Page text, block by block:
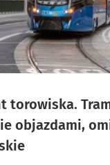
torowiska.
objazdami,